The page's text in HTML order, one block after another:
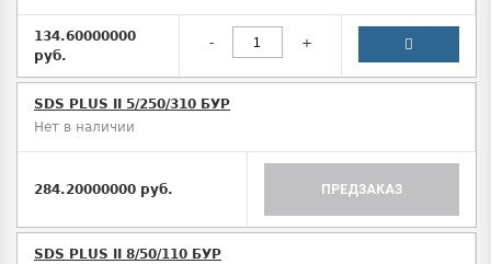
134.60000000
руб.
- +
SDS PLUS II 5/250/310 БУР
Нет в наличии
284.20000000 руб. ПРЕДЗАКАЗ
SDS PLUS II 8/50/110 БУР